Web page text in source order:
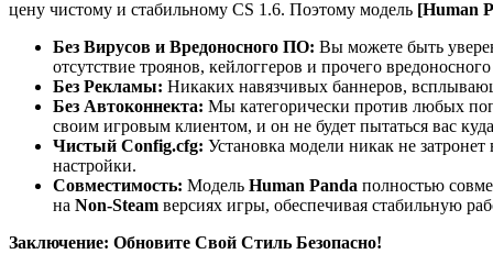
цену чистому и стабильному CS 1.6. Поэтому модель [Human
Без Вирусов и Вредоносного ПО: Вы можете быть
отсутствие троянов, кейлоггеров и прочего
Без Рекламы: Никаких навязчивых баннеров,
Без Автоконнекта: Мы категорически против любых
своим игровым клиентом, и он не будет пытаться вас
Чистый Config.cfg: Установка модели никак не
настройки.
Совместимость: Модель Human Panda полностью
на Non-Steam версиях игры, обеспечивая стабильную
Заключение: Обновите Свой Стиль Безопасно!